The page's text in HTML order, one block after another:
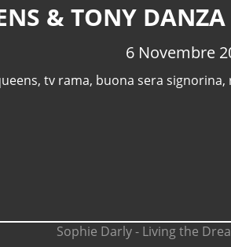
& TONY
6 Novembre
, tv rama, buona sera signorina,